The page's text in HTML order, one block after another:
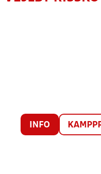
INFO